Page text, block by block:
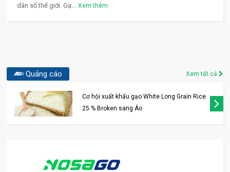
dân số thế giới. Gạ... Xem thêm
Quảng cáo Xem tất cả
Cơ hội xuất khẩu gạo White Long Grain Rice
25 % Broken sang Áo